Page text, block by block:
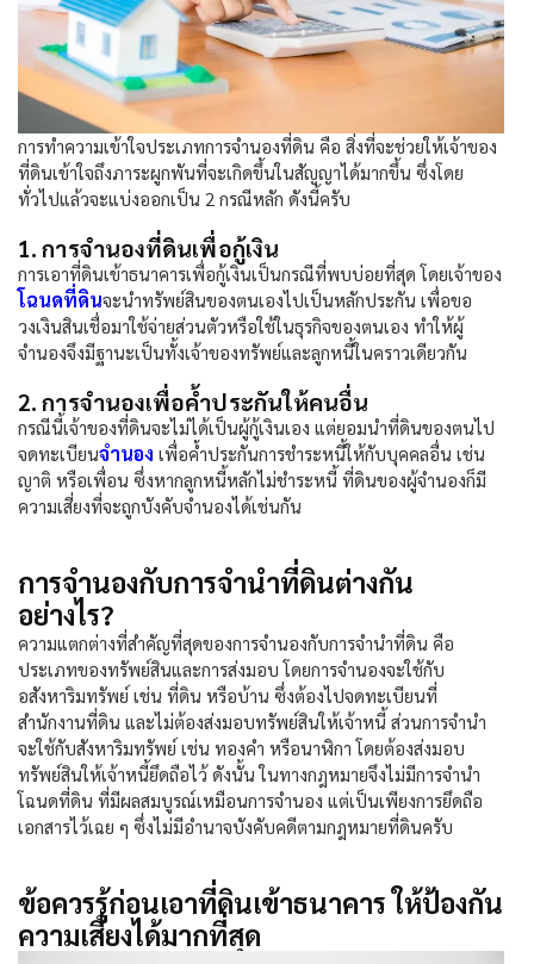
การทำความเข้าใจประเภทการจำนองที่ดิน คือ สิ่งที่จะช่วยให้เจ้าของ
ที่ดินเข้าใจถึงภาระผูกพันที่จะเกิดขึ้นในสัญญาได้มากขึ้น ซึ่งโดย
ทั่วไปแล้วจะแบ่งออกเป็น 2 กรณีหลัก ดังนี้ครับ
1. การจำนองที่ดินเพื่อกู้เงิน
การเอาที่ดินเข้าธนาคารเพื่อกู้เงินเป็นกรณีที่พบบ่อยที่สุด โดยเจ้าของ
โฉนดที่ดินจะนำทรัพย์สินของตนเองไปเป็นหลักประกัน เพื่อขอ
วงเงินสินเชื่อมาใช้จ่ายส่วนตัวหรือใช้ในธุรกิจของตนเอง ทำให้ผู้
จำนองจึงมีฐานะเป็นทั้งเจ้าของทรัพย์และลูกหนี้ในคราวเดียวกัน
2. การจำนองเพื่อค้ำประกันให้คนอื่น
กรณีนี้เจ้าของที่ดินจะไม่ได้เป็นผู้กู้เงินเอง แต่ยอมนำที่ดินของตนไป
จดทะเบียนจำนอง เพื่อค้ำประกันการชำระหนี้ให้กับบุคคลอื่น เช่น
ญาติ หรือเพื่อน ซึ่งหากลูกหนี้หลักไม่ชำระหนี้ ที่ดินของผู้จำนองก็มี
ความเสี่ยงที่จะถูกบังคับจำนองได้เช่นกัน
การจำนองกับการจำนำที่ดินต่างกัน
อย่างไร?
ความแตกต่างที่สำคัญที่สุดของการจำนองกับการจำนำที่ดิน คือ
ประเภทของทรัพย์สินและการส่งมอบ โดยการจำนองจะใช้กับ
อสังหาริมทรัพย์ เช่น ที่ดิน หรือบ้าน ซึ่งต้องไปจดทะเบียนที่
สำนักงานที่ดิน และไม่ต้องส่งมอบทรัพย์สินให้เจ้าหนี้ ส่วนการจำนำ
จะใช้กับสังหาริมทรัพย์ เช่น ทองคำ หรือนาฬิกา โดยต้องส่งมอบ
ทรัพย์สินให้เจ้าหนี้ยึดถือไว้ ดังนั้น ในทางกฎหมายจึงไม่มีการจำนำ
โฉนดที่ดิน ที่มีผลสมบูรณ์เหมือนการจำนอง แต่เป็นเพียงการยึดถือ
เอกสารไว้เฉย ๆ ซึ่งไม่มีอำนาจบังคับคดีตามกฎหมายที่ดินครับ
ข้อควรรู้ก่อนเอาที่ดินเข้าธนาคาร ให้ป้องกัน
ความเสี่ยงได้มากที่สุด